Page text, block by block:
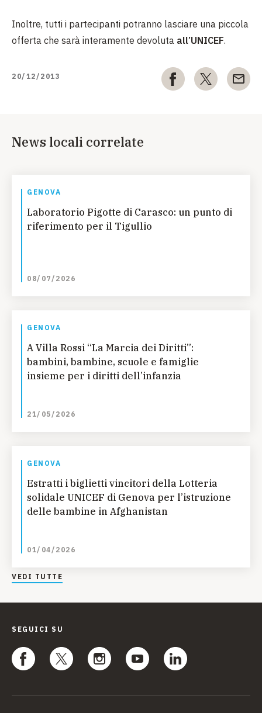
Inoltre, tutti i partecipanti potranno lasciare una piccola
offerta che sarà interamente devoluta all’UNICEF.
20/12/2013
News locali correlate
GENOVA
Laboratorio Pigotte di Carasco: un punto di
riferimento per il Tigullio
08/07/2026
GENOVA
A Villa Rossi “La Marcia dei Diritti”:
bambini, bambine, scuole e famiglie
insieme per i diritti dell’infanzia
21/05/2026
GENOVA
Estratti i biglietti vincitori della Lotteria
solidale UNICEF di Genova per l’istruzione
delle bambine in Afghanistan
01/04/2026
VEDI TUTTE
SEGUICI SU